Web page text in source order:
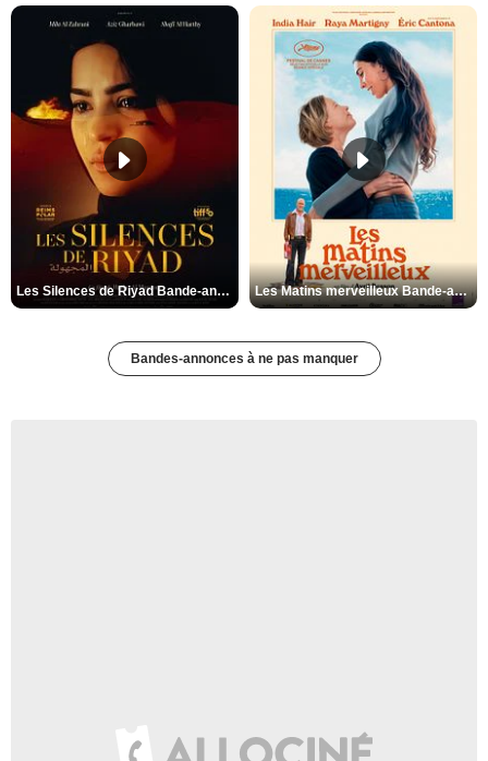
Les Silences de Riyad Bande-annonce VO STFR Les Matins merveilleux Bande-annonce VF
Bandes-annonces à ne pas manquer